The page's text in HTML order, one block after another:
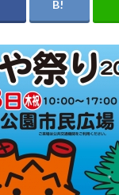
地域で探す
ドッグラン
植物園
Pickup
プレーパー
美術館
屋根付き